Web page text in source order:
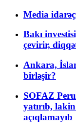
Media
Bakı
çevirir,
Ankara,
birləşir?
SOFAZ
yatırıb,
açıqlamayıb